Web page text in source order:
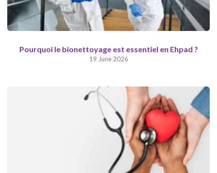
Pourquoi le bionettoyage est essentiel en Ehpad ?
19 June 2026